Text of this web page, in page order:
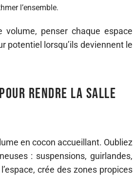
l’ensemble.
penser chaque espace
potentiel lorsqu’ils deviennent le
rendre la salle
en cocon accueillant. Oubliez
: suspensions, guirlandes,
crée des zones propices